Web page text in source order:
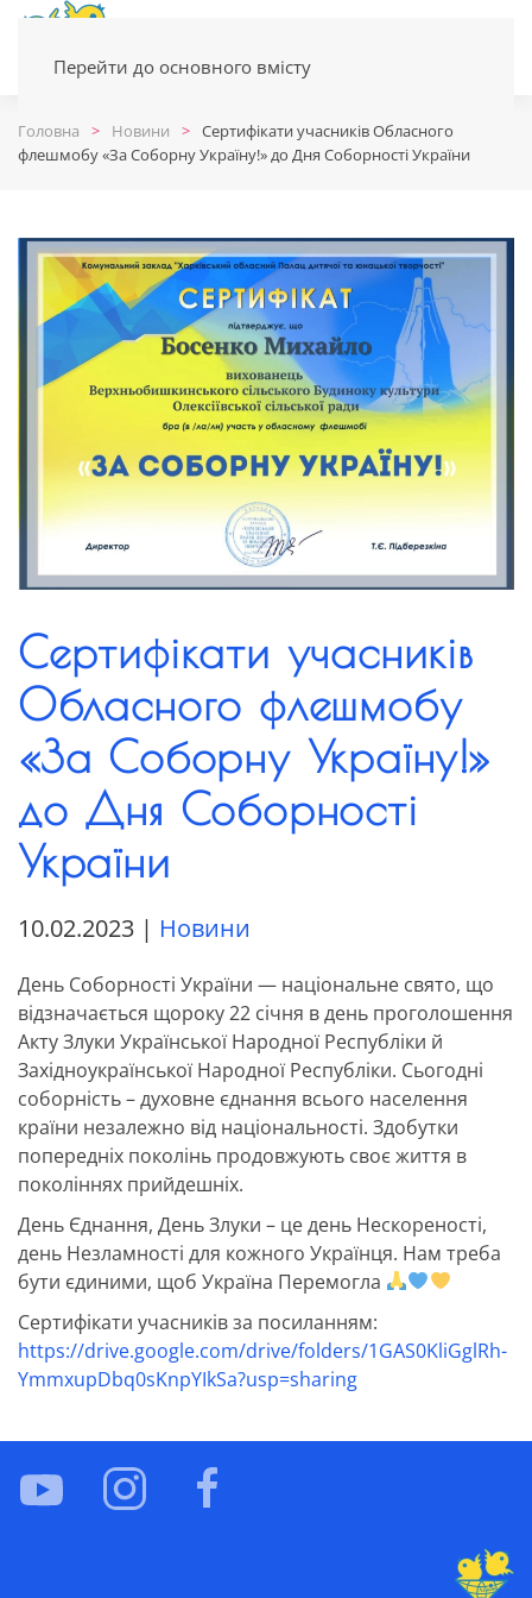
Перейти до основного вмісту
Головна Новини
Сертифікати учасників Обласного
флешмобу «За Соборну Україну!» до Дня Соборності України
Сертифікати учасників
Обласного флешмобу
«За Соборну Україну!»
до Дня Соборності
України
10.02.2023 | Новини
День Соборності України — національне свято, що
відзначається щороку 22 січня в день проголошення
Акту Злуки Української Народної Республіки й
Західноукраїнської Народної Республіки. Сьогодні
соборність – духовне єднання всього населення
країни незалежно від національності. Здобутки
попередніх поколінь продовжують своє життя в
поколіннях прийдешніх.
День Єднання, День Злуки – це день Нескореності,
день Незламності для кожного Українця. Нам треба
бути єдиними, щоб Україна Перемогла
Сертифікати учасників за посиланням:
https://drive.google.com/drive/folders/1GAS0KliGglRh-
YmmxupDbq0sKnpYIkSa?usp=sharing